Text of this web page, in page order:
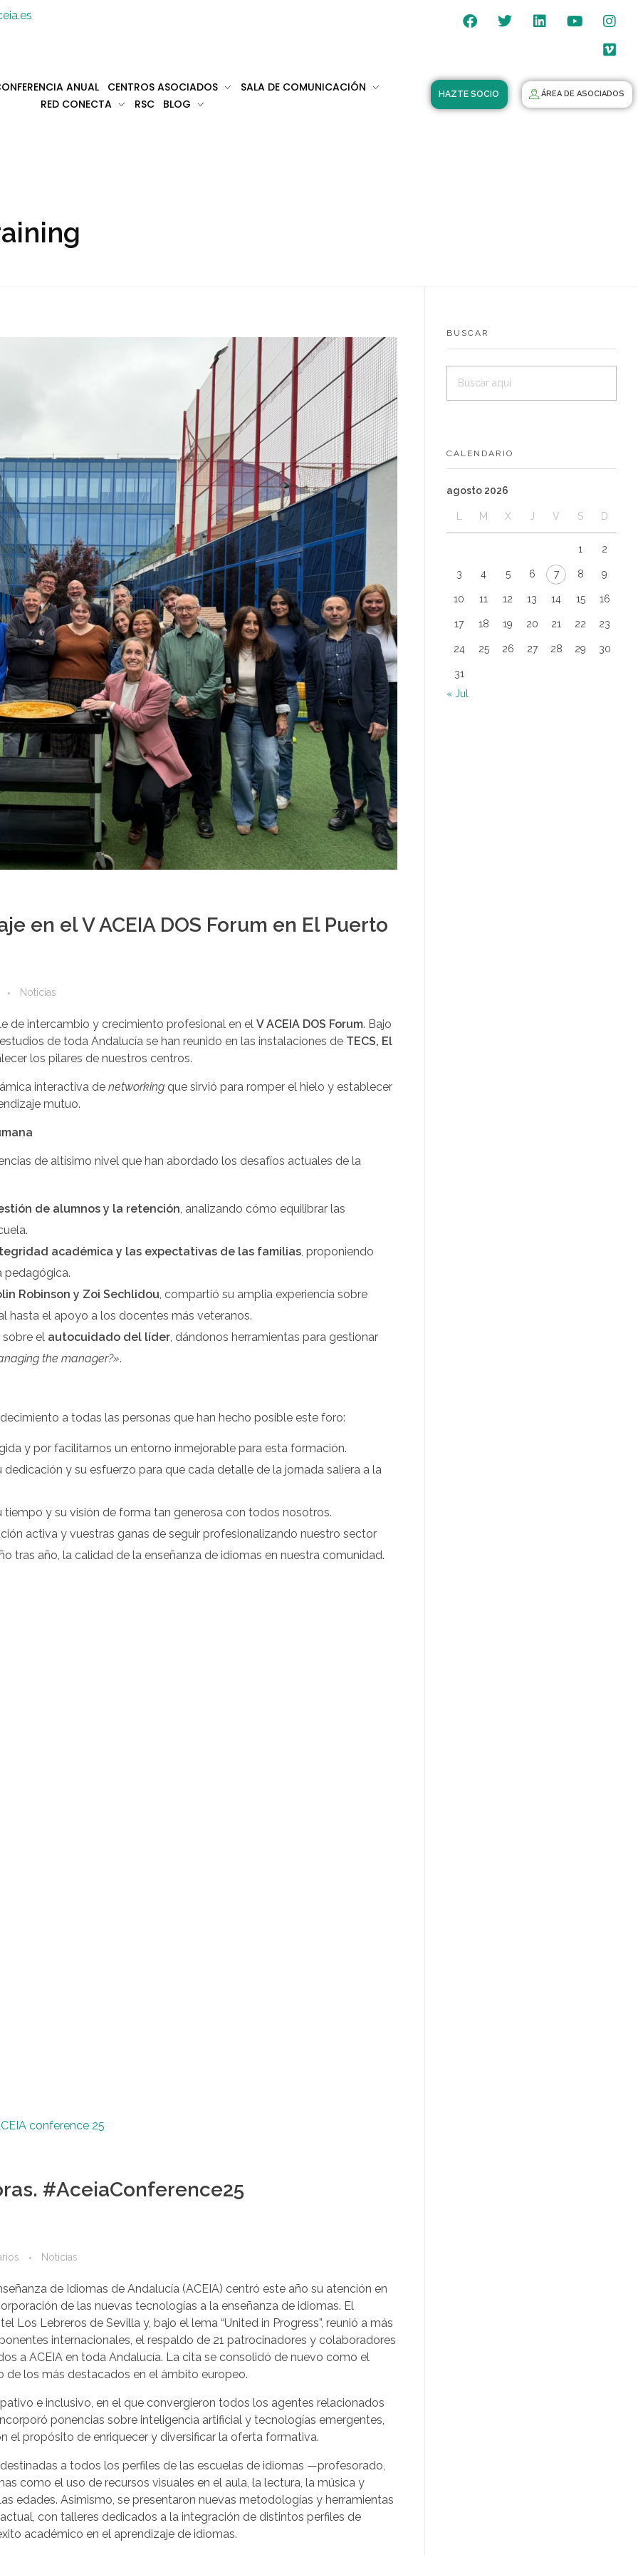
ANUAL CENTROS ASOCIADOS
SALA DE COMUNICACIÓN
RED CONECTA
RSC BLOG
HAZTE SOCIO ÁREA DE ASOCIADOS
en el V ACEIA DOS Forum en El Puerto
Noticias
de intercambio y crecimiento profesional en el V ACEIA DOS Forum. Bajo
de toda Andalucía se han reunido en las instalaciones de TECS, El
los pilares de nuestros centros.
interactiva de networking que sirvió para romper el hielo y establecer
mutuo.
de altísimo nivel que han abordado los desafíos actuales de la
de alumnos y la retención, analizando cómo equilibrar las
académica y las expectativas de las familias, proponiendo
pedagógica.
Robinson y Zoi Sechlidou, compartió su amplia experiencia sobre
hasta el apoyo a los docentes más veteranos.
sobre el autocuidado del líder, dándonos herramientas para gestionar
the manager?».
a todas las personas que han hecho posible este foro:
y por facilitarnos un entorno inmejorable para esta formación.
y su esfuerzo para que cada detalle de la jornada saliera a la
y su visión de forma tan generosa con todos nosotros.
activa y vuestras ganas de seguir profesionalizando nuestro sector
tras año, la calidad de la enseñanza de idiomas en nuestra comunidad.
#AceiaConference25
Noticias
de Idiomas de Andalucía (ACEIA) centró este año su atención en
de las nuevas tecnologías a la enseñanza de idiomas. El
Los Lebreros de Sevilla y, bajo el lema “United in Progress”, reunió a más
internacionales, el respaldo de 21 patrocinadores y colaboradores
a ACEIA en toda Andalucía. La cita se consolidó de nuevo como el
los más destacados en el ámbito europeo.
e inclusivo, en el que convergieron todos los agentes relacionados
ponencias sobre inteligencia artificial y tecnologías emergentes,
el propósito de enriquecer y diversificar la oferta formativa.
a todos los perfiles de las escuelas de idiomas —profesorado,
como el uso de recursos visuales en el aula, la lectura, la música y
edades. Asimismo, se presentaron nuevas metodologías y herramientas
con talleres dedicados a la integración de distintos perfiles de
académico en el aprendizaje de idiomas.
BUSCAR
CALENDARIO
agosto 2026
L M X J V S D
1 2
3 4 5 6 7 8 9
10 11 12 13 14 15 16
17 18 19 20 21 22 23
24 25 26 27 28 29 30
31
« Jul